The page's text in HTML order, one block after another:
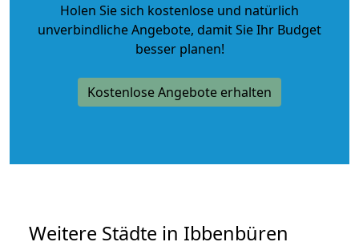
Holen Sie sich kostenlose und natürlich
unverbindliche Angebote, damit Sie Ihr Budget
besser planen!
Kostenlose Angebote erhalten
Weitere Städte in Ibbenbüren